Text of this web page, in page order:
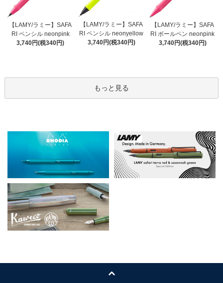
【LAMY/ラミー】SAFA
RI ペンシル neonpink
3,740円(税340円)
【LAMY/ラミー】SAFA
RI ペンシル neonyellow
3,740円(税340円)
【LAMY/ラミー】SAFA
RI ボールペン neonpink
3,740円(税340円)
もっと見る